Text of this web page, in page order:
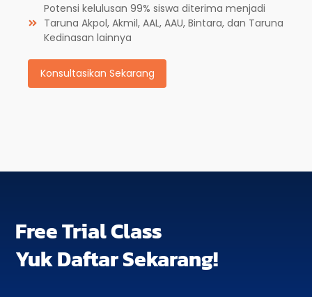
Potensi kelulusan 99% siswa diterima menjadi
Taruna Akpol, Akmil, AAL, AAU, Bintara, dan Taruna
Kedinasan lainnya
Konsultasikan Sekarang
Free Trial Class
Yuk Daftar Sekarang!